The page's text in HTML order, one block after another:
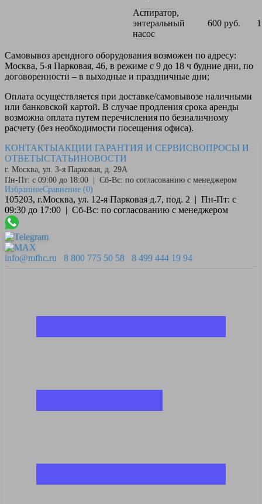
Аспиратор,
энтеральный
насос
600 руб.
Самовывоз арендного оборудования возможен по адресу:
Москва, 5-я Парковая, 46, в режиме с 9 до 18 ч будние дни, по
договоренности – в выходные и праздничные дни;
Оплата осуществляется при доставке/самовывозе наличными
или банковской картой. В случае продления срока аренды
возможна оплата путем перечисления по безналичному
расчету (без необходимости посещения офиса).
КОНТАКТЫАКЦИИ ГАРАНТИЯ И СЕРВИСВОПРОСЫ И
ОТВЕТЫСТАТЬИНОВОСТИ
г. Москва, ул. 3-я Парковая, д. 29А
Пн-Пт: с 09:00 до 18:00 | Сб-Вс: по согласованию с менеджером
ИзбранноеСравнение (0)
105203, г.Москва, ул. 12-я Парковая д.7, под. 2 | Пн-Пт: с
09:30 до 17:00 | Сб-Вс: по согласованию с менеджером
info@mfhc.ru 8 800 775 50 58 8 499 444 19 94